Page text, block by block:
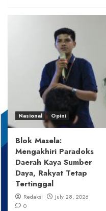
Nasional Opini
Blok Masela:
Mengakhiri Paradoks
Daerah Kaya Sumber
Daya, Rakyat Tetap
Tertinggal
Redaksi
July 28, 2026
0